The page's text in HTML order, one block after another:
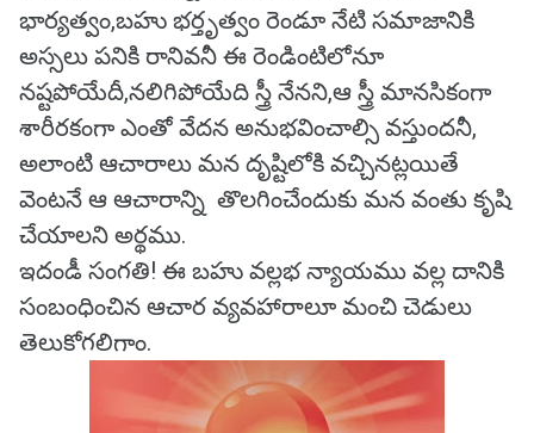
భార్యత్వం,బహు భర్తృత్వం రెండూ నేటి సమాజానికి
అస్సలు పనికి రానివనీ ఈ రెండింటిలోనూ
నష్టపోయేదీ,నలిగిపోయేది స్త్రీ నేనని,ఆ స్త్రీ మానసికంగా
శారీరకంగా ఎంతో వేదన అనుభవించాల్సి వస్తుందనీ,
అలాంటి ఆచారాలు మన దృష్టిలోకి వచ్చినట్లయితే
వెంటనే ఆ ఆచారాన్ని తొలగించేందుకు మన వంతు కృషి
చేయాలని అర్థము.
ఇదండీ సంగతి! ఈ బహు వల్లభ న్యాయము వల్ల దానికి
సంబంధించిన ఆచార వ్యవహారాలూ మంచి చెడులు
తెలుకోగలిగాం.